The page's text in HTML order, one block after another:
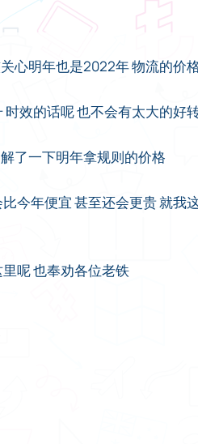
心明年也是2022年 物流的价
效的话呢 也不会有太大的好
了一下明年拿规则的价格
今年便宜 甚至还会更贵 就我
呢 也奉劝各位老铁